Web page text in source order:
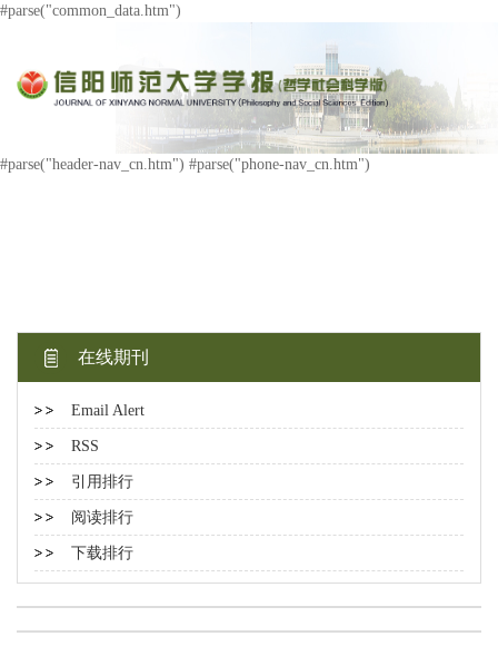
#parse("common_data.htm")
#parse("header-nav_cn.htm") #parse("phone-nav_cn.htm")
在线期刊
Email Alert
RSS
引用排行
阅读排行
下载排行